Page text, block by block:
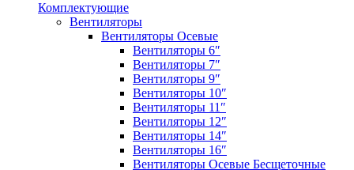
Комплектующие
Вентиляторы
Вентиляторы Осевые
Вентиляторы 6″
Вентиляторы 7″
Вентиляторы 9″
Вентиляторы 10″
Вентиляторы 11″
Вентиляторы 12″
Вентиляторы 14″
Вентиляторы 16″
Вентиляторы Осевые Бесщеточные